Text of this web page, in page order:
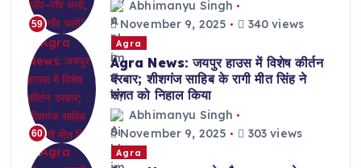
59
Abhimanyu Singh
November 9, 2025
340 views
60
Agra
Agra News: जयपुर हाउस में विशेष कीर्तन
दरबार; शीशगंज साहिब के रागी मीत सिंह ने
संगत को निहाल किया
Abhimanyu Singh
November 9, 2025
303 views
Agra